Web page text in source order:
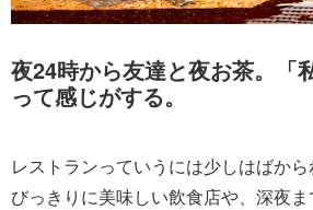
夜24時から友達と夜お茶。「
って感じがする。
レストランっていうには少しはばか
びっきりに美味しい飲食店や、深夜